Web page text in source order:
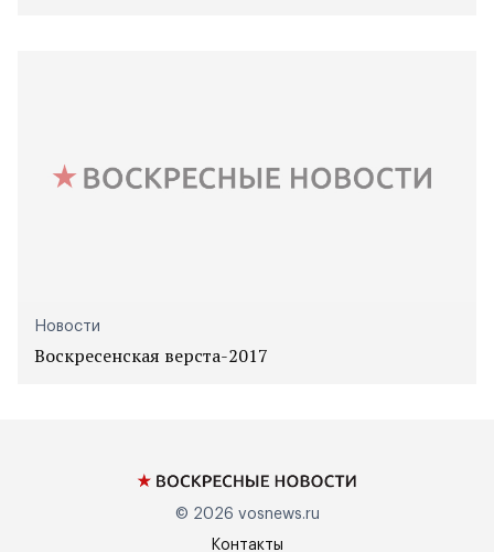
Новости
Воскресенская верста-2017
© 2026 vosnews.ru
Контакты